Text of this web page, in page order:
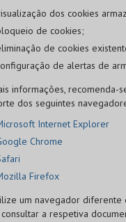
dos cookies
de cookies;
de cookies
de alertas de
informações, recomenda-
dos seguintes
Internet Explorer
Chrome
Firefox
um navegador diferente
a respetiva